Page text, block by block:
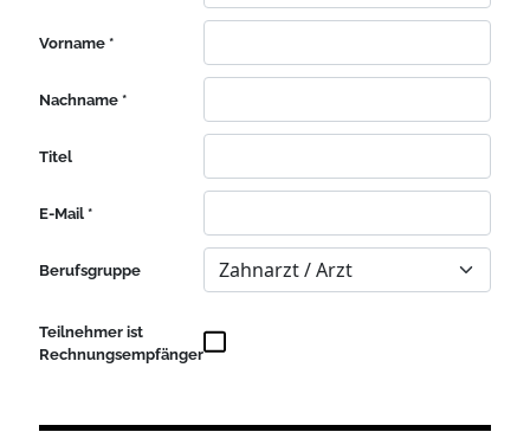
Vorname *
Nachname *
Titel
E-Mail *
Berufsgruppe
Teilnehmer ist
Rechnungsempfänger